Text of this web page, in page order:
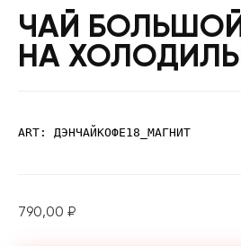
ЧАЙ
НА
ART: ДЭНЧАЙКОФЕ18_МАГНИТ
790,00 ₽